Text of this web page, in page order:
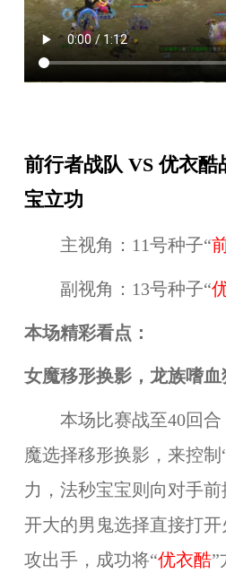
前行者战队 VS 优衣酷
宝立功
主视角：11号种子“
副视角：13号种子“
本场精彩看点：
女魔移形换影，龙族嗜血
本场比赛战至40回合
魔选择移形换影，来控制
力，法秒宝宝则向对手前
开大的男鬼选择直接打
攻出手，成功将“优衣酷”